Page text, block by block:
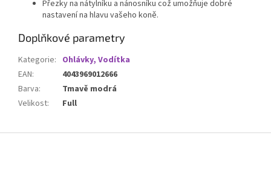
Přezky na nátylníku a nánosníku což umožňuje dobré
nastavení na hlavu vašeho koně.
Doplňkové parametry
Kategorie: Ohlávky, Vodítka
EAN:
4043969012666
Barva:
Tmavě modrá
Velikost: Full